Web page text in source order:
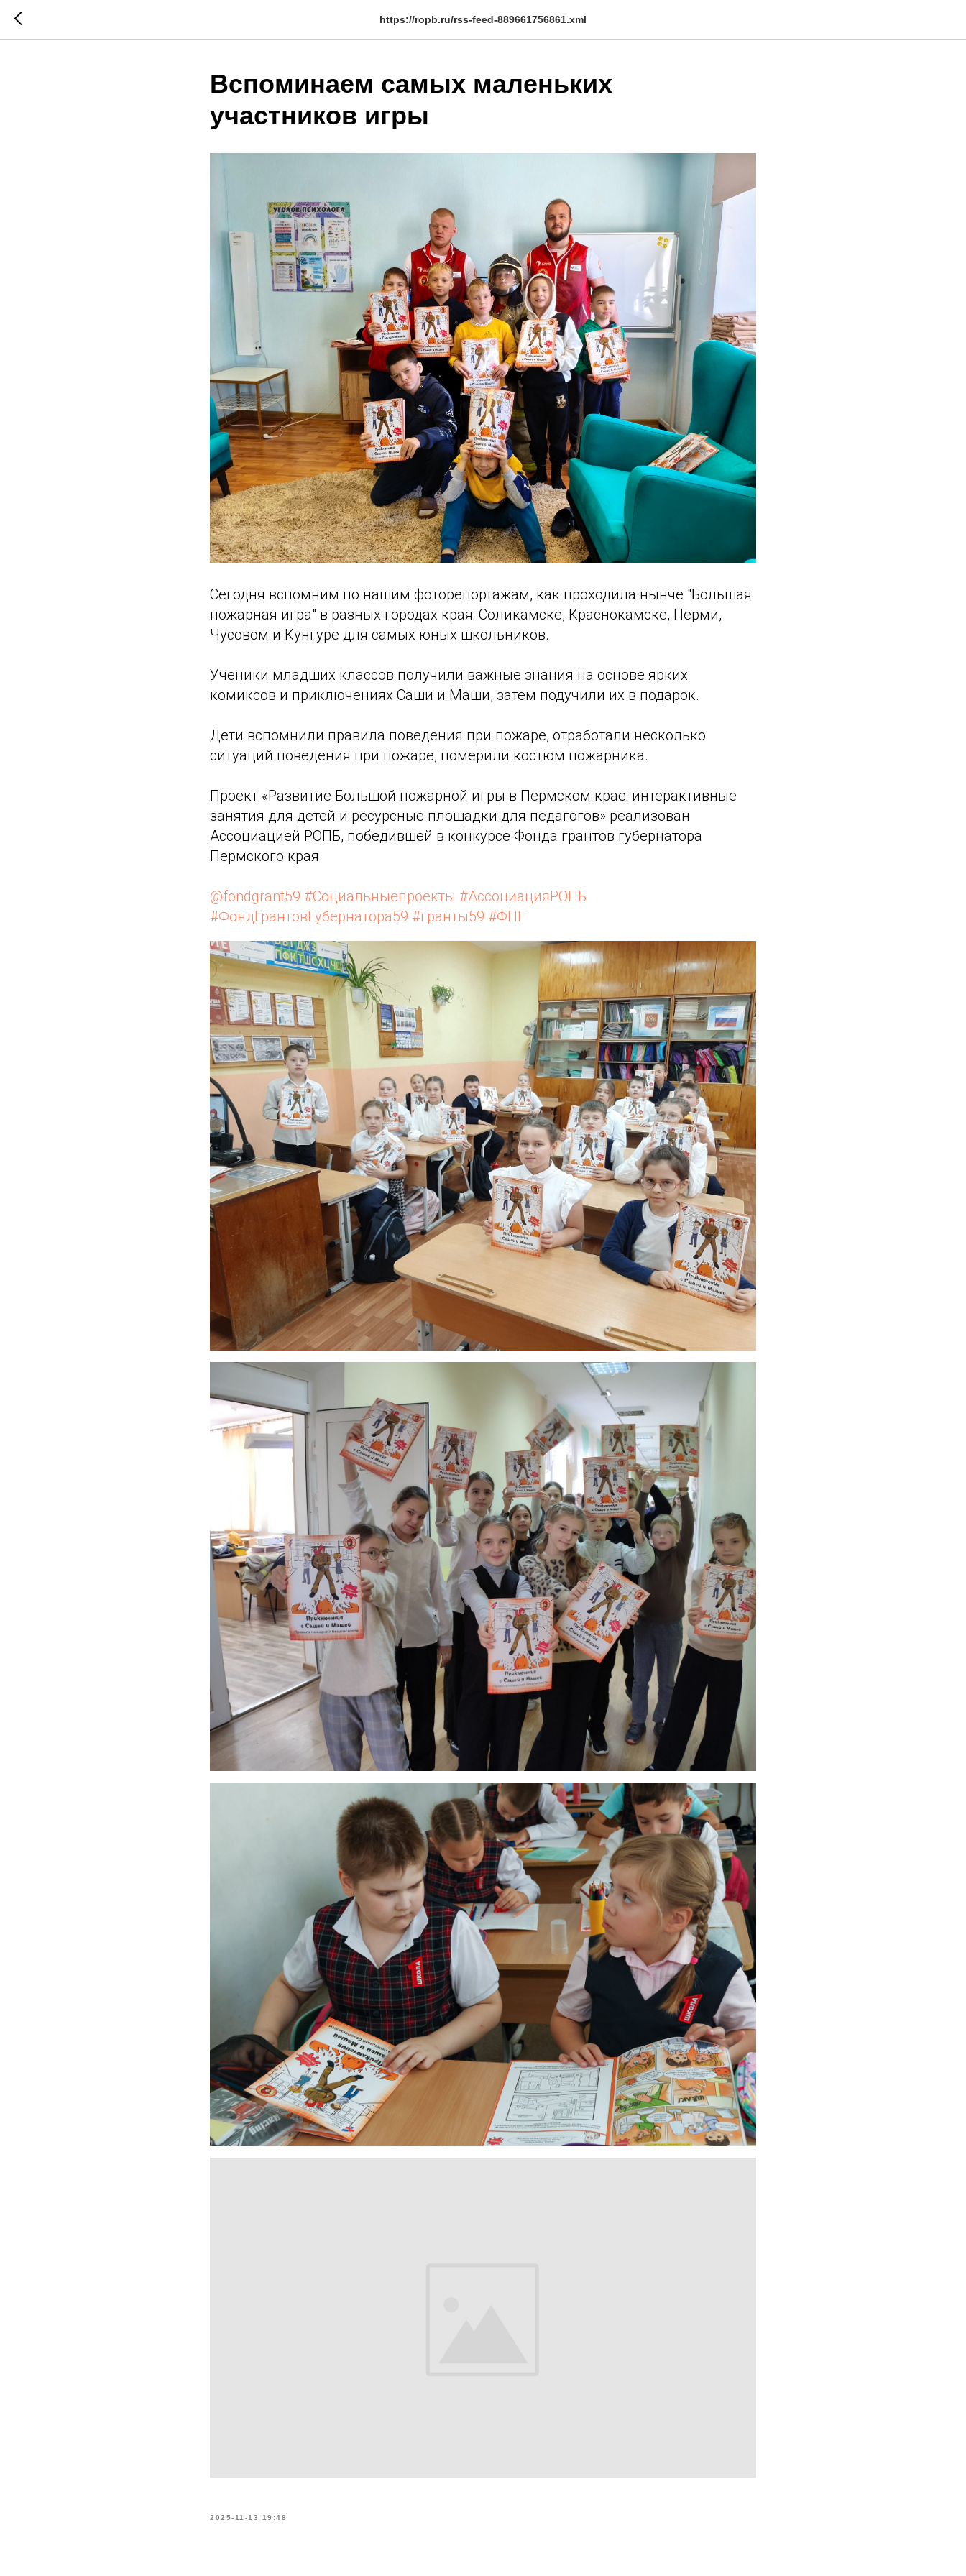
https://ropb.ru/rss-feed-889661756861.xml
Вспоминаем самых маленьких
участников игры
Сегодня вспомним по нашим фоторепортажам, как проходила нынче "Большая
пожарная игра" в разных городах края: Соликамске, Краснокамске, Перми,
Чусовом и Кунгуре для самых юных школьников.
Ученики младших классов получили важные знания на основе ярких
комиксов и приключениях Саши и Маши, затем подучили их в подарок.
Дети вспомнили правила поведения при пожаре, отработали несколько
ситуаций поведения при пожаре, померили костюм пожарника.
Проект «Развитие Большой пожарной игры в Пермском крае: интерактивные
занятия для детей и ресурсные площадки для педагогов» реализован
Ассоциацией РОПБ, победившей в конкурсе Фонда грантов губернатора
Пермского края.
@fondgrant59 #Социальныепроекты #АссоциацияРОПБ
#ФондГрантовГубернатора59 #гранты59 #ФПГ
2025-11-13 19:48